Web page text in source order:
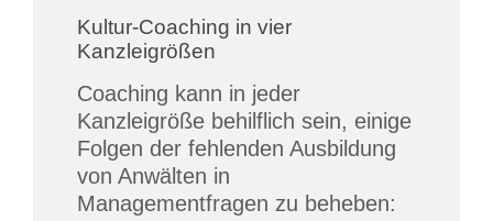
Kultur-Coaching in vier
Kanzleigrößen
Coaching kann in jeder
Kanzleigröße behilflich sein, einige
Folgen der fehlenden Ausbildung
von Anwälten in
Managementfragen zu beheben: